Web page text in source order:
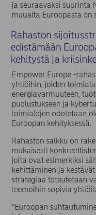
ja seuraavaksi suurinta
muualta Euroopasta on
Rahaston
edistämään
kehitystä ja
Empower Europe -
yhtiöihin, joiden
energiavarmuuteen,
puolustukseen ja
toimialojen odotetaan
Euroopan kehityksessä.
Rahaston salkku on
mukaisesti
joita ovat esimerkiksi
kehittäminen ja
strategiaa toteutetaan
teemoihin sopivia
”Euroopan